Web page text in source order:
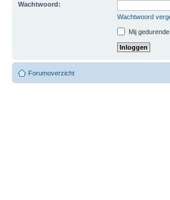
Wachtwoord:
Wachtwoord
Mij
Forumoverzicht